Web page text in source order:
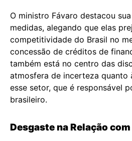
O ministro Fávaro destacou
medidas, alegando que elas
competitividade do Brasil no
concessão de créditos de
também está no centro das
atmosfera de incerteza quanto
esse setor, que é responsável
brasileiro.
Desgaste na Relação com